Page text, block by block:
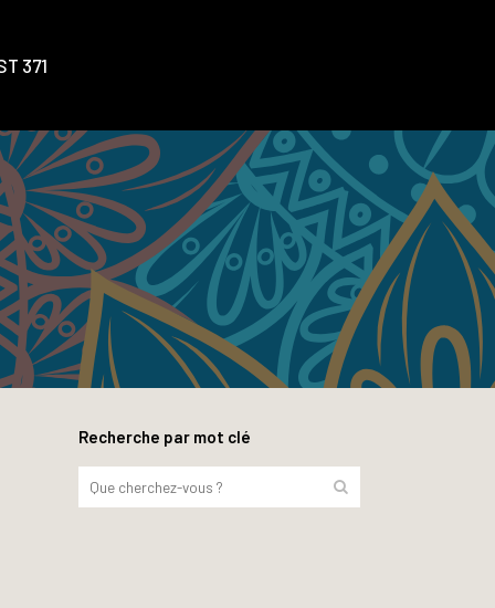
371
Recherche par mot clé